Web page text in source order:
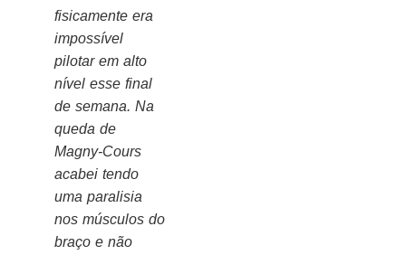
fisicamente era
impossível
pilotar em alto
nível esse final
de semana. Na
queda de
Magny-Cours
acabei tendo
uma paralisia
nos músculos do
braço e não